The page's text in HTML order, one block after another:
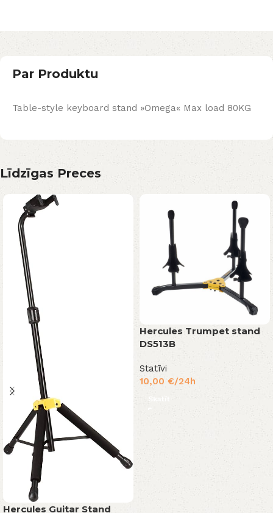
Par Produktu
Table-style keyboard stand »Omega« Max load 80KG
Līdzīgas Preces
Hercules Guitar Stand
Hercules Trumpet stand
DS513B
Statīvi
10,00 €/24h
Skatīt